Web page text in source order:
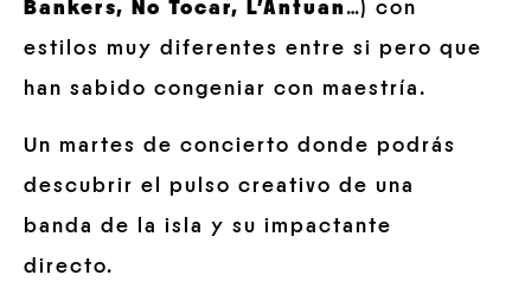
Bankers, No Tocar, L’Antuan…) con
estilos muy diferentes entre si pero que
han sabido congeniar con maestría.
Un martes de concierto donde podrás
descubrir el pulso creativo de una
banda de la isla y su impactante
directo.